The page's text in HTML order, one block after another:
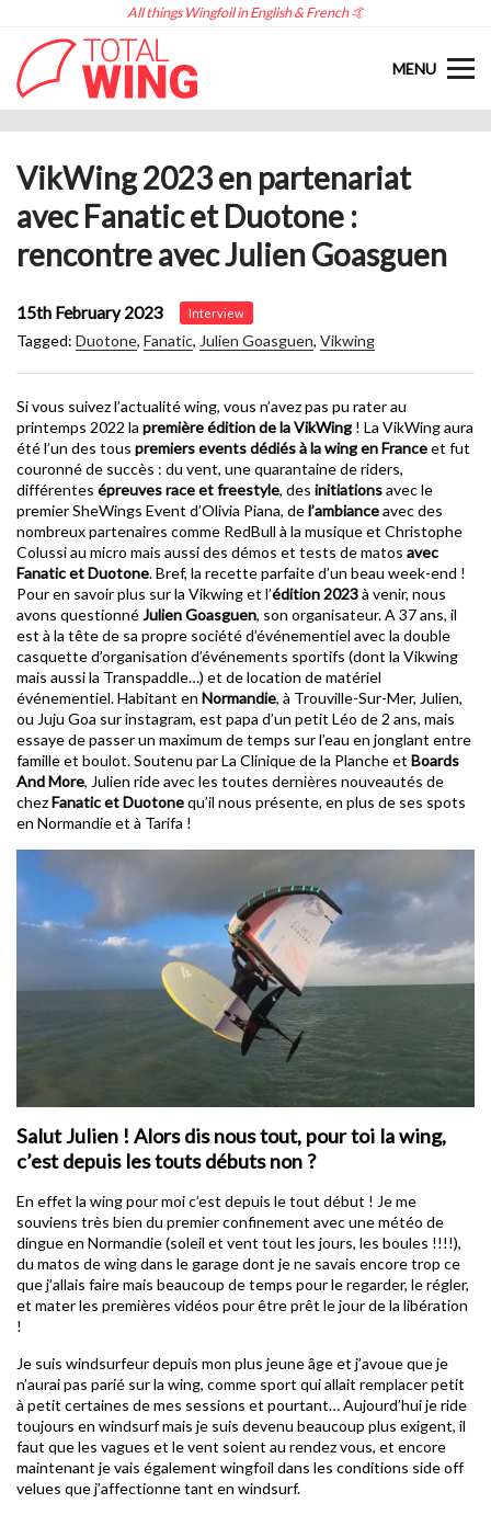
All things Wingfoil in English & French 🤙
MENU
VikWing 2023 en partenariat
avec Fanatic et Duotone :
rencontre avec Julien Goasguen
15th February 2023 Interview
Tagged: Duotone, Fanatic, Julien Goasguen, Vikwing
Si vous suivez l’actualité wing, vous n’avez pas pu rater au
printemps 2022 la première édition de la VikWing ! La VikWing aura
été l’un des tous premiers events dédiés à la wing en Franceet fut
couronné de succès : du vent, une quarantaine de riders,
différentes épreuves race et freestyle, des initiationsavec le
premier SheWings Event d’Olivia Piana, del’ambianceavec des
nombreux partenaires comme RedBull à la musique et Christophe
Colussi au micro mais aussi des démos et tests de matos avec
Fanatic et Duotone. Bref, la recette parfaite d’un beau week-end !
Pour en savoir plus sur la Vikwing et l’édition 2023à venir, nous
avons questionnéJulien Goasguen, son organisateur. A 37 ans, il
est à la tête de sa propre société d’événementiel avec la double
casquette d’organisation d’événements sportifs (dont la Vikwing
mais aussi la Transpaddle…) et de location de matériel
événementiel. Habitant en Normandie, à Trouville-Sur-Mer, Julien,
ou Juju Goa sur instagram, est papa d’un petit Léo de 2 ans, mais
essaye de passer un maximum de temps sur l’eau en jonglant entre
famille et boulot. Soutenu par La Clinique de la Planche et Boards
And More, Julien ride avec les toutes dernières nouveautés de
chezFanatic et Duotonequ’il nous présente, en plus de ses spots
en Normandie et à Tarifa !
Salut Julien ! Alors dis nous tout, pour toi la wing,
c’est depuis les touts débuts non ?
En effet la wing pour moi c’est depuis le tout début ! Je me
souviens très bien du premier confinement avec une météo de
dingue en Normandie (soleil et vent tout les jours, les boules !!!!),
du matos de wing dans le garage dont je ne savais encore trop ce
que j’allais faire mais beaucoup de temps pour le regarder, le régler,
et mater les premières vidéos pour être prêt le jour de la libération
!
Je suis windsurfeur depuis mon plus jeune âge et j’avoue que je
n’aurai pas parié sur la wing, comme sport qui allait remplacer petit
à petit certaines de mes sessions et pourtant… Aujourd’hui je ride
toujours en windsurf mais je suis devenu beaucoup plus exigent, il
faut que les vagues et le vent soient au rendez vous, et encore
maintenant je vais également wingfoil dans les conditions side off
velues que j’affectionne tant en windsurf.